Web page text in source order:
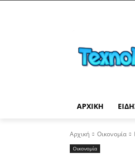
ΑΡΧΙΚΉ
Αρχική Οικονομία
Οικονομία